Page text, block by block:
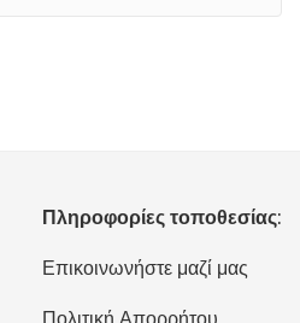
Πληροφορίες τοποθεσίας:
Επικοινωνήστε μαζί μας